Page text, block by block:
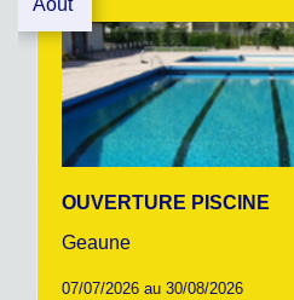
Août
OUVERTURE PISCINE
Geaune
07/07/2026 au 30/08/2026